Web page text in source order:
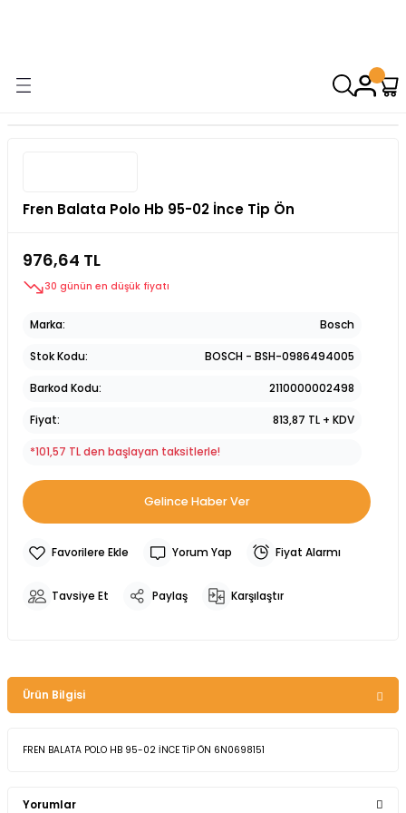
Fren Balata Polo Hb 95-02 İnce Tip Ön
976,64 TL
30 günün en düşük fiyatı
Marka Bosch
Stok Kodu BOSCH - BSH-0986494005
Barkod Kodu 2110000002498
Fiyat 813,87 TL + KDV
*101,57 TL den başlayan taksitlerle!
Gelince Haber Ver
Yorum Yap Fiyat Alarmı
Tavsiye Et Paylaş Karşılaştır
Ürün Bilgisi
FREN BALATA POLO HB 95-02 İNCE TİP ÖN 6N0698151
Yorumlar